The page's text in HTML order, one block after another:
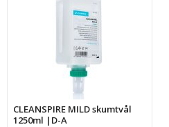
CLEANSPIRE MILD skumtvål
1250ml |D-A